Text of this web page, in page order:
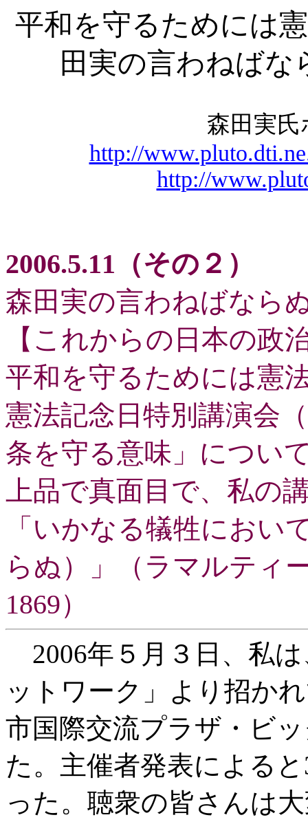
平和を守るためには
田実の言わねばな
森田実
http://
http://
2006.5.11（その２）
森田実の言わねばなら
【これからの日本の政
平和を守るためには憲
憲法記念日特別講演会
条を守る意味」につい
上品で真面目で、私の
「いかなる犠牲におい
らぬ）」（ラマルティ
1869）
2006年５月３日、私
ットワーク」より招か
市国際交流プラザ・ビ
た。主催者発表による
った。聴衆の皆さんは